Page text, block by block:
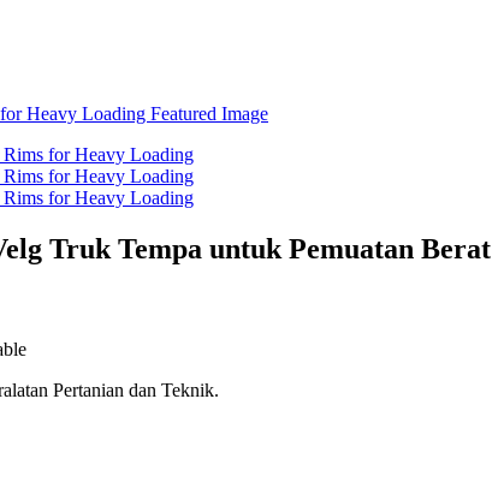
Truk Tempa untuk Pemuatan Berat
Pertanian dan Teknik.